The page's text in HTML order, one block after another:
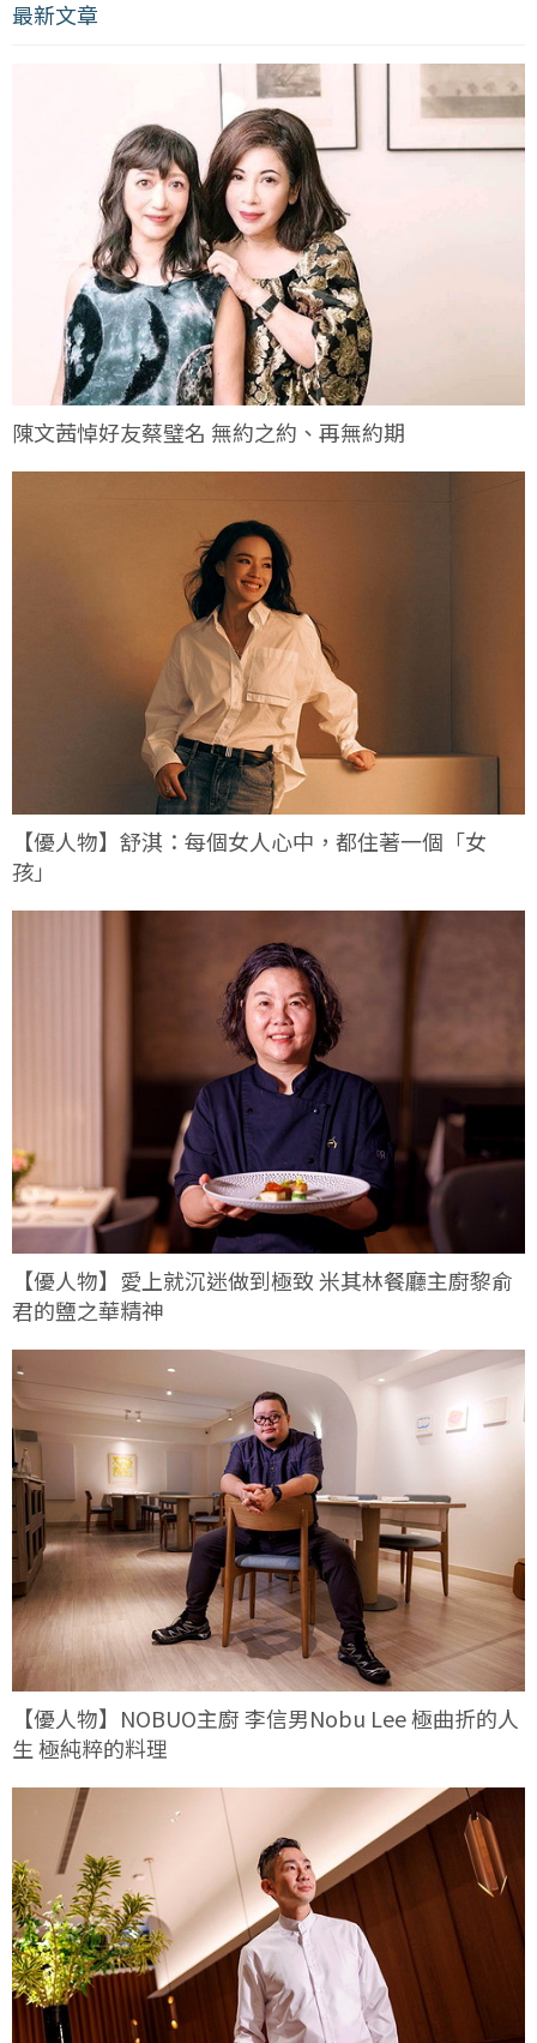
最新文章
陳文茜悼好友蔡璧名 無約之約、再無約期
【優人物】舒淇：每個女人心中，都住著一個「女
孩」
【優人物】愛上就沉迷做到極致 米其林餐廳主廚黎俞
君的鹽之華精神
【優人物】NOBUO主廚 李信男Nobu Lee 極曲折的人
生 極純粹的料理